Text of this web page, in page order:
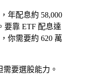
年配息約 58,000
要靠 ETF 配息達
你需要約 620 萬
要選股能力。